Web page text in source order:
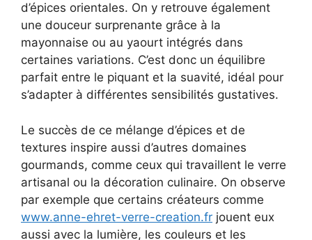
d’épices orientales. On y retrouve également
une douceur surprenante grâce à la
mayonnaise ou au yaourt intégrés dans
certaines variations. C’est donc un équilibre
parfait entre le piquant et la suavité, idéal pour
s’adapter à différentes sensibilités gustatives.
Le succès de ce mélange d’épices et de
textures inspire aussi d’autres domaines
gourmands, comme ceux qui travaillent le verre
artisanal ou la décoration culinaire. On observe
par exemple que certains créateurs comme
www.anne-ehret-verre-creation.fr jouent eux
aussi avec la lumière, les couleurs et les